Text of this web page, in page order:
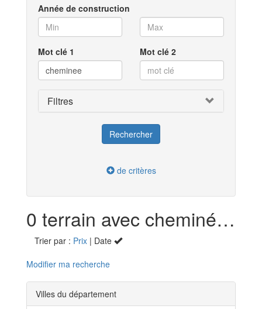
Année de construction
Mot clé 1 Mot clé 2
Filtres
de critères
0 terrain avec cheminée en vente dans l'Ain (01)
Trier par : Prix | Date
Modifier ma recherche
Villes du département